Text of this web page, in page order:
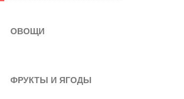
ОВОЩИ
ФРУКТЫ И ЯГОДЫ